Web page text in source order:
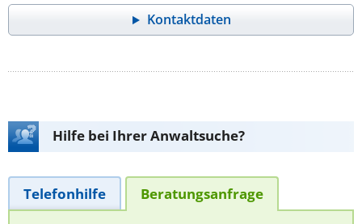
Kontaktdaten
Hilfe bei Ihrer Anwaltsuche?
Telefonhilfe Beratungsanfrage